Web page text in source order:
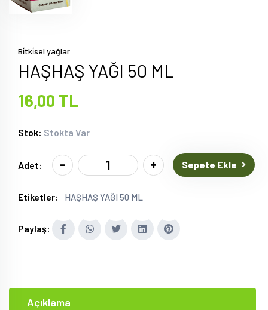
Bi̇tki̇sel yağlar
HAŞHAŞ YAĞI 50 ML
16,00 TL
Stok: Stokta Var
Adet: - + Sepete Ekle
Etiketler: HAŞHAŞ YAĞI 50 ML
Paylaş:
Açıklama